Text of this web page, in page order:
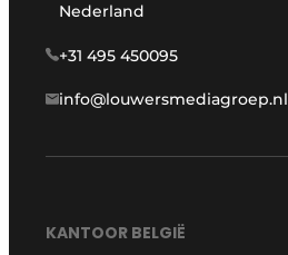
Nederland
+31 495 450095
info@louwersmediagroep.nl
KANTOOR BELGIË